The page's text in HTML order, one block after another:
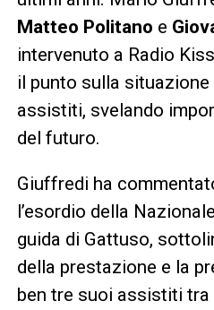
Matteo Politano e
intervenuto a Radio
il punto sulla
assistiti, svelando
del futuro.
Giuffredi ha
l’esordio della
guida di Gattuso,
della prestazione e la
ben tre suoi assistiti